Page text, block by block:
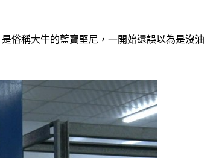
俗稱大牛的藍寶堅尼，一開始還誤以為是沒油